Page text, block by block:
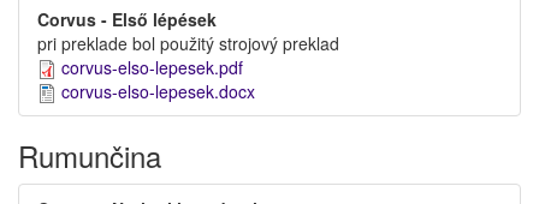
Corvus - Első lépések
pri preklade bol použitý strojový preklad
corvus-elso-lepesek.pdf
corvus-elso-lepesek.docx
Rumunčina